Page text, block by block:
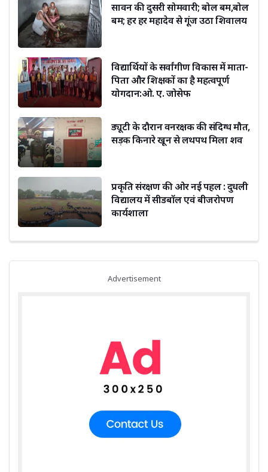
सावन की दुसरी सोमवारी; बोल बम,बोल
बम; हर हर महादेव से गूंज उठा शिवालय
विद्यार्थियों के सर्वांगीण विकास में माता-
पिता और शिक्षकों का है महत्वपूर्ण
योगदान:ओ. ए. जोसेफ
ड्यूटी के दौरान वनरक्षक की संदिग्ध मौत,
सड़क किनारे खून से लथपथ मिला शव
प्रकृति संरक्षण की ओर नई पहल : दुधली
विद्यालय में सीडबॉल एवं बीजरोपण
कार्यशाला
Advertisement